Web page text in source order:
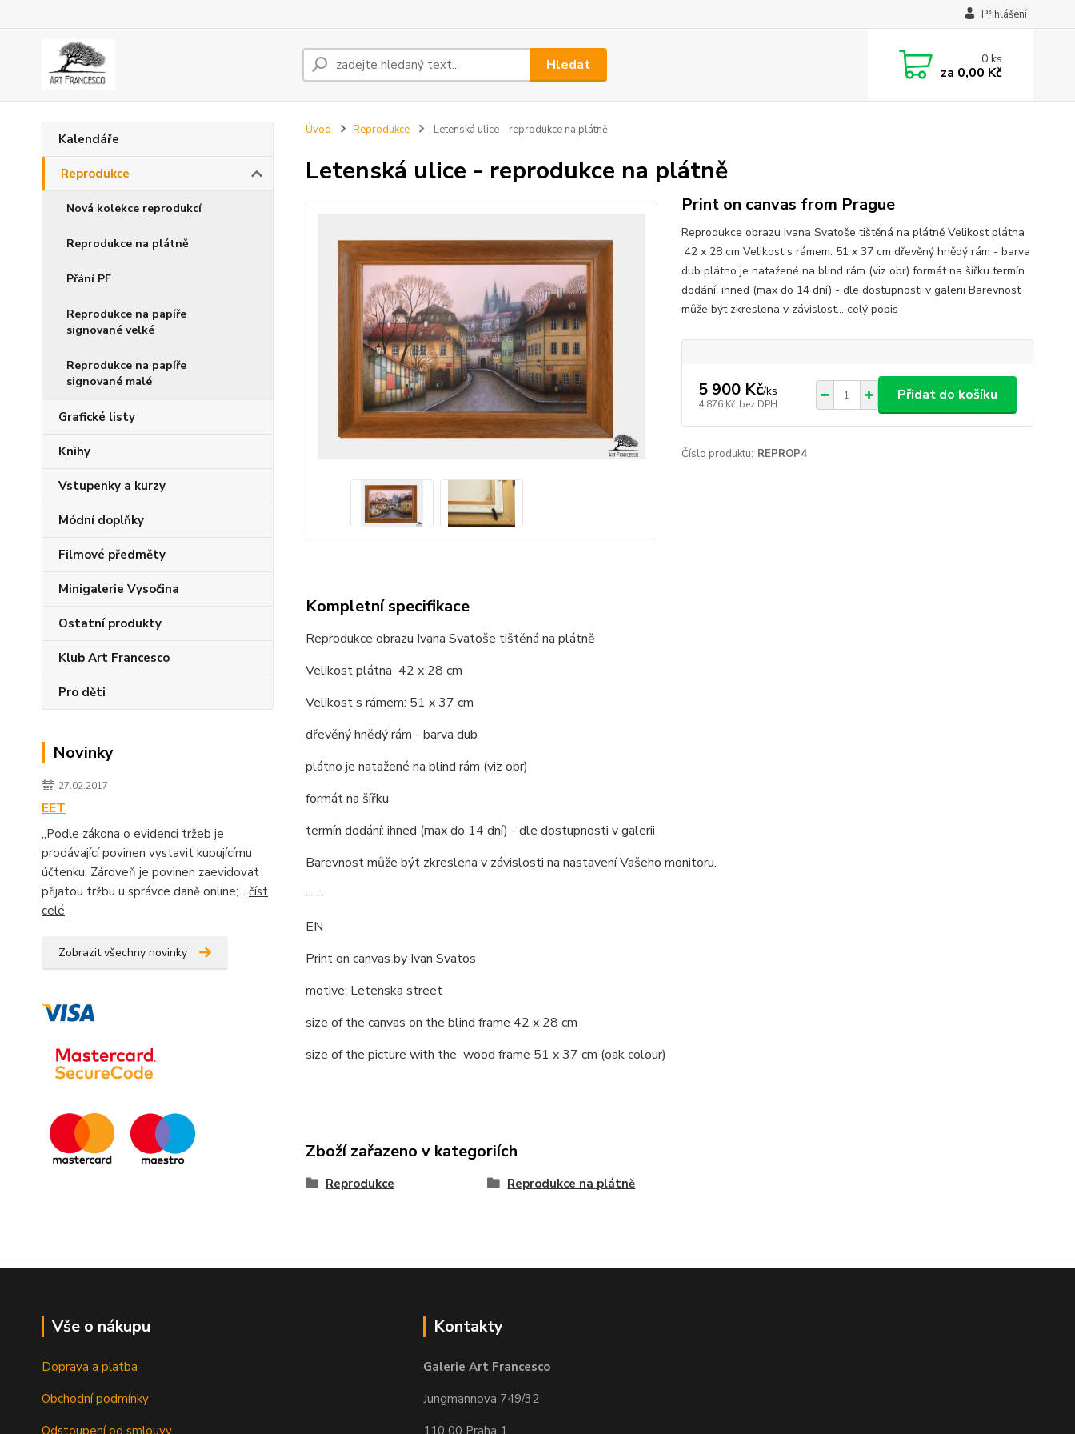
Přihlášení
Hledat 0ks
za 0,00 Kč
Kalendáře
Reprodukce
Nová kolekce reprodukcí
Reprodukce na plátně
Přání PF
Reprodukce na papíře
signované velké
Reprodukce na papíře
signované malé
Grafické listy
Knihy
Vstupenky a kurzy
Módní doplňky
Filmové předměty
Minigalerie Vysočina
Ostatní produkty
Klub Art Francesco
Pro děti
Novinky
27.02.2017
EET
„Podle zákona o evidenci tržeb je
prodávající povinen vystavit kupujícímu
účtenku. Zároveň je povinen zaevidovat
přijatou tržbu u správce daně online;... číst
celé
Zobrazit všechny novinky
Úvod Reprodukce Letenská ulice - reprodukce na plátně
Letenská ulice - reprodukce na plátně
Print on canvas from Prague
Reprodukce obrazu Ivana Svatoše tištěná na plátně Velikost plátna
42 x 28 cm Velikost s rámem: 51 x 37 cm dřevěný hnědý rám - barva
dub plátno je natažené na blind rám (viz obr) formát na šířku termín
dodání: ihned (max do 14 dní) - dle dostupnosti v galerii Barevnost
může být zkreslena v závislost... celý popis
5 900 Kč/ks
4 876 Kč bez DPH
Přidat do košíku
Číslo produktu: REPROP4
Kompletní specifikace
Reprodukce obrazu Ivana Svatoše tištěná na plátně
Velikost plátna 42 x 28 cm
Velikost s rámem: 51 x 37 cm
dřevěný hnědý rám - barva dub
plátno je natažené na blind rám (viz obr)
formát na šířku
termín dodání: ihned (max do 14 dní) - dle dostupnosti v galerii
Barevnost může být zkreslena v závislosti na nastavení Vašeho monitoru.
----
EN
Print on canvas by Ivan Svatos
motive: Letenska street
size of the canvas on the blind frame 42 x 28 cm
size of the picture with the wood frame 51 x 37 cm (oak colour)
Zboží zařazeno v kategoriích
Reprodukce Reprodukce na plátně
Vše o nákupu
Doprava a platba
Obchodní podmínky
Odstoupení od smlouvy
Kontakty
Galerie Art Francesco
Jungmannova 749/32
110 00 Praha 1